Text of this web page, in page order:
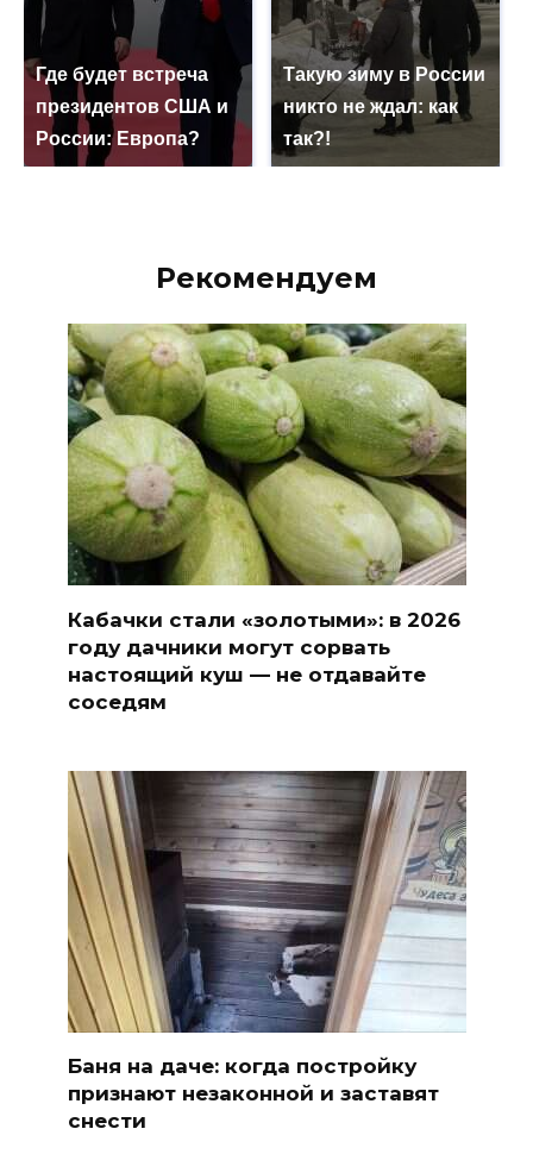
Где будет встреча
президентов США и
России: Европа?
Такую зиму в России
никто не ждал: как
так?!
Рекомендуем
Кабачки стали «золотыми»: в 2026
году дачники могут сорвать
настоящий куш — не отдавайте
соседям
Баня на даче: когда постройку
признают незаконной и заставят
снести